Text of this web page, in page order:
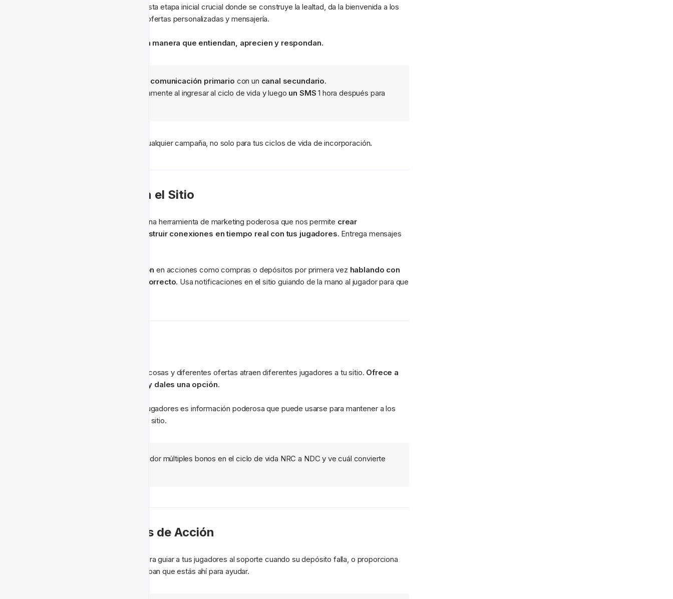
prefieren los jugadores. Durante esta etapa inicial crucial donde se construye la lealtad, da la bienvenida a los
jugadores recién registrados con ofertas personalizadas y mensajería.
Habla con tus jugadores de una manera que entiendan, aprecien y respondan.
canal de comunicación primario con un canal secundario.
inmediatamente al ingresar al ciclo de vida y luego un SMS 1 hora después para
Esta es una buena práctica para cualquier campaña, no solo para tus ciclos de vida de incorporación.
🔔 Notificaciones en el Sitio
Las notificaciones en el sitio son una herramienta de marketing poderosa que nos permite crear
oportunidades únicas para construir conexiones en tiempo real con tus jugadores. Entrega mensajes
Fomenta y acelera la conversión en acciones como compras o depósitos por primera vez hablando con
tus jugadores en el momento correcto. Usa notificaciones en el sitio guiando de la mano al jugador para que
No a todos les gustan las mismas cosas y diferentes ofertas atraen diferentes jugadores a tu sitio. Ofrece a
tus jugadores múltiples bonos y dales una opción.
Entender las preferencias de tus jugadores es información poderosa que puede usarse para mantener a los
jugadores leales y regresando a tu sitio.
: Ofrece a un jugador múltiples bonos en el ciclo de vida NRC a NDC y ve cuál convierte
❎ Depósitos Fallidos de Acción
Automatiza mensajes en el sitio para guiar a tus jugadores al soporte cuando su depósito falla, o proporciona
información adicional, para que sepan que estás ahí para ayudar.